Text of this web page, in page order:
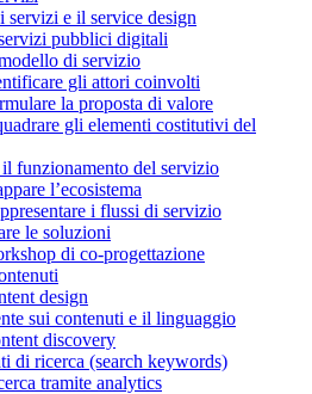
servizi e il service design
pubblici digitali
di servizio
gli attori coinvolti
la proposta di valore
gli elementi costitutivi del
funzionamento del servizio
l’ecosistema
i flussi di servizio
le soluzioni
di co-progettazione
design
sui contenuti e il linguaggio
discovery
di ricerca (search keywords)
tramite analytics